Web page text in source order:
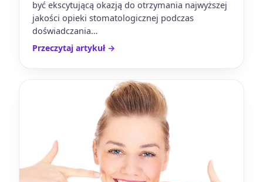
być ekscytującą okazją do otrzymania najwyższej
jakości opieki stomatologicznej podczas
doświadczania…
Przeczytaj artykuł→